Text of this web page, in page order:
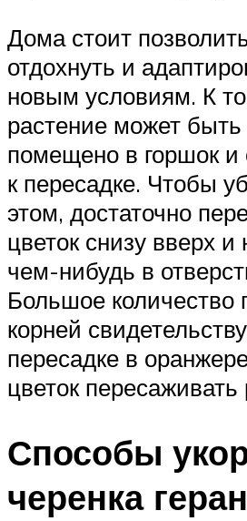
Дома стоит
отдохнуть и
новым условиям. К
растение может
помещено в горшок и
к пересадке. Чтобы
этом, достаточно
цветок снизу вверх и
чем-нибудь в
Большое количество
корней
пересадке в
цветок пересаживать
Способы
черенка